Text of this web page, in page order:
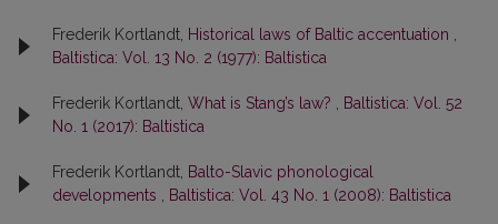
Frederik Kortlandt, Historical laws of Baltic accentuation ,
Baltistica: Vol. 13 No. 2 (1977): Baltistica
Frederik Kortlandt, What is Stang’s law? , Baltistica: Vol. 52
No. 1 (2017): Baltistica
Frederik Kortlandt, Balto-Slavic phonological
developments , Baltistica: Vol. 43 No. 1 (2008): Baltistica